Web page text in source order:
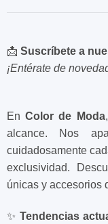
EnColor de Moda
alcance. Nos
cuidadosamente
exclusividad.
únicas y accesorios
✨ Tendencias
📩 Suscríbete a
¡Entérate de